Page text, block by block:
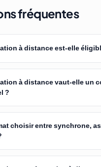
fréquentes
à distance est-elle
à distance vaut-elle un
?
choisir entre synchrone,